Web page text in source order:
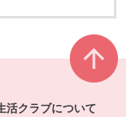
活クラブについて